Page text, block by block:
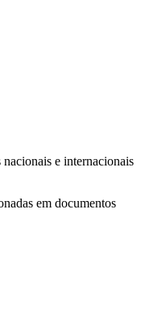
e internacionais
em documentos